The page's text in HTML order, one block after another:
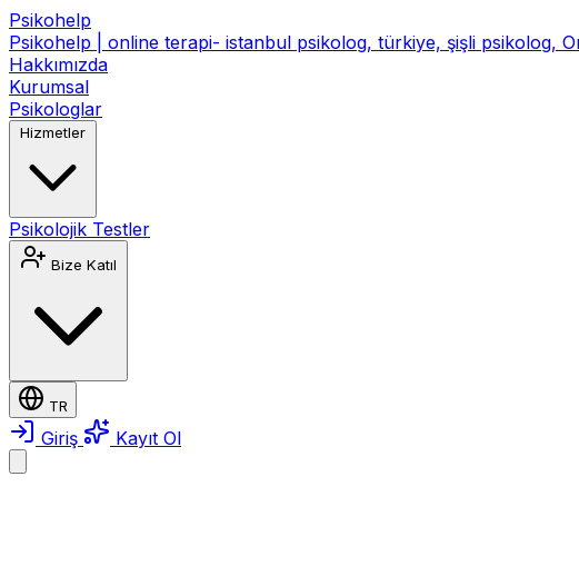
Psikohelp
Psikohelp | online terapi- istanbul psikolog, türkiye, şişli psikolog,
Hakkımızda
Kurumsal
Psikologlar
Hizmetler
Psikolojik Testler
Bize Katıl
TR
Giriş Kayıt Ol